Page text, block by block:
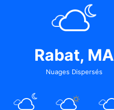
Rabat, MA
Nuages Dispersés